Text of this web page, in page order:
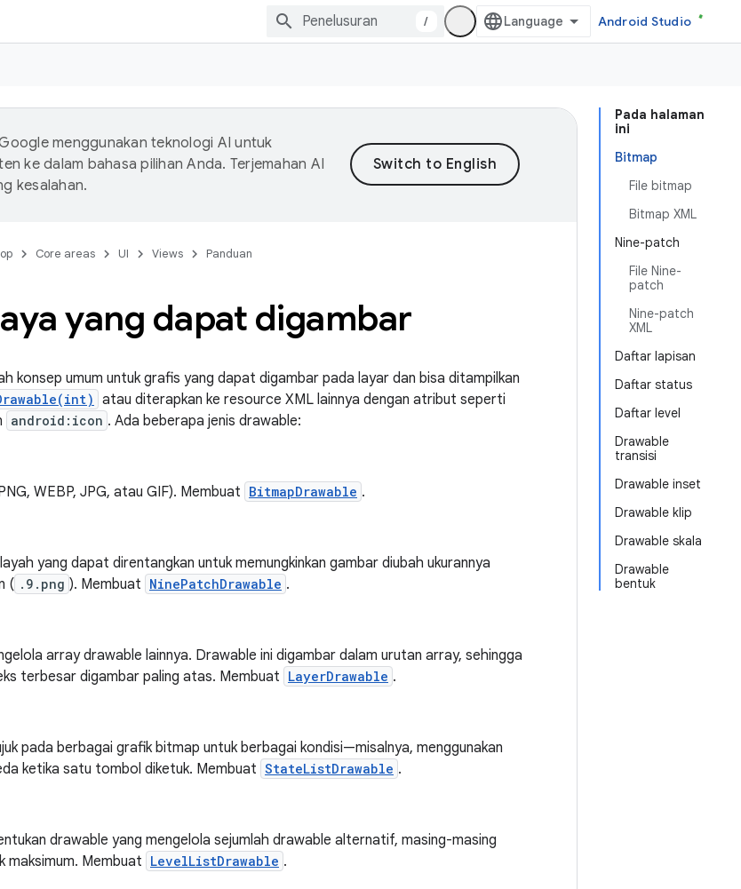
/ Android Studio
Pada halaman
ini
Bitmap
File bitmap
Bitmap XML
Nine-patch
File Nine-
patch
Nine-patch
XML
Daftar lapisan
Daftar status
Daftar level
Drawable
transisi
Drawable inset
Drawable klip
Drawable skala
Drawable
bentuk
menggunakan teknologi AI untuk
ke dalam bahasa pilihan Anda. Terjemahan AI
kesalahan.
Core areas UI Views Panduan
yang dapat digambar
konsep umum untuk grafis yang dapat digambar pada layar dan bisa ditampilkan
atau diterapkan ke resource XML lainnya dengan atribut seperti
android:icon . Ada beberapa jenis drawable:
WEBP, JPG, atau GIF). Membuat BitmapDrawable .
yang dapat direntangkan untuk memungkinkan gambar diubah ukurannya
( .9.png ). Membuat NinePatchDrawable .
array drawable lainnya. Drawable ini digambar dalam urutan array, sehingga
terbesar digambar paling atas. Membuat LayerDrawable .
pada berbagai grafik bitmap untuk berbagai kondisi—misalnya, menggunakan
ketika satu tombol diketuk. Membuat StateListDrawable .
drawable yang mengelola sejumlah drawable alternatif, masing-masing
maksimum. Membuat LevelListDrawable .